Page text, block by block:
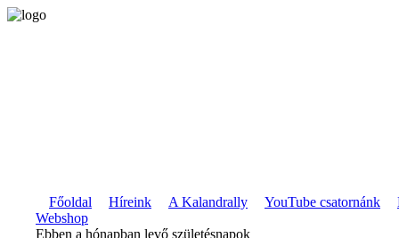
Főoldal Híreink A Kalandrally YouTube csatornánk
Webshop
Ebben a hónapban levő születésnapok